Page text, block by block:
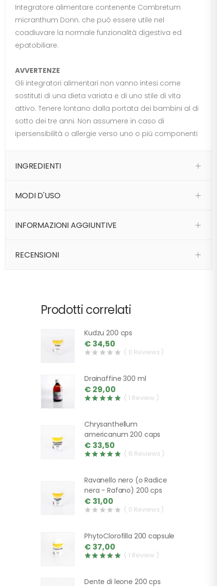
Integratore alimentare contenente Combretum
micranthum Donn. che può essere utile nel
coadiuvare la normale funzionalità digestiva ed
epatobiliare.
AVVERTENZE
Gli integratori alimentari non vanno intesi come
sostituti di una dieta variata e di uno stile di vita
attivo. Tenere lontano dalla portata dei bambini al di
sotto dei tre anni. Non assumere in caso di
ipersensibilità o allergie verso uno o più componenti
INGREDIENTI
MODI D'USO
INFORMAZIONI AGGIUNTIVE
RECENSIONI
Prodotti correlati
Kudzu 200 cps
€ 34,50
( 0 Reviews )
Drainaffine 300 ml
€ 29,00
( 1 Review )
Chrysanthellum
americanum 200 caps
€ 33,50
( 6 Reviews )
Ravanello nero (o Radice
nera - Rafano) 200 cps
€ 31,00
( 0 Reviews )
PhytoClorofilla 200 capsule
€ 37,00
( 1 Review )
Dente di leone 200 cps